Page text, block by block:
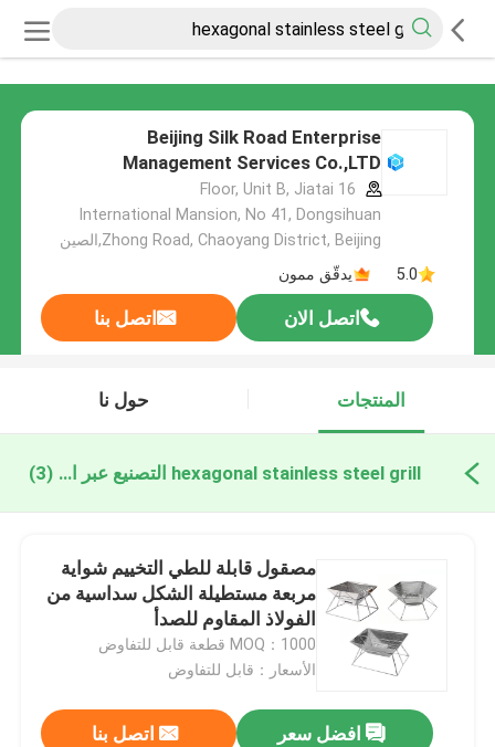
Beijing Silk Road Enterprise
Management Services Co.,LTD
16 Floor, Unit B, Jiatai
International Mansion, No 41, Dongsihuan
Zhong Road, Chaoyang District, Beijing,الصين
5.0
يدقّق ممون
اتصل الان اتصل بنا
المنتجات حول نا
hexagonal stainless steel grill التصنيع عبر الإنترنت (3)
مصقول قابلة للطي التخييم شواية
مربعة مستطيلة الشكل سداسية من
الفولاذ المقاوم للصدأ
MOQ：1000 قطعة قابل للتفاوض
الأسعار：قابل للتفاوض
افضل سعر اتصل بنا